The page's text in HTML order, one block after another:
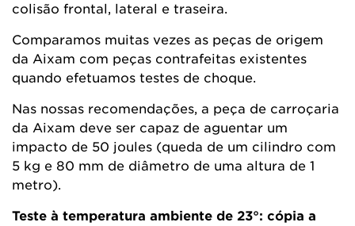
colisão frontal, lateral e traseira.
Comparamos muitas vezes as peças de origem
da Aixam com peças contrafeitas existentes
quando efetuamos testes de choque.
Nas nossas recomendações, a peça de carroçaria
da Aixam deve ser capaz de aguentar um
impacto de 50 joules (queda de um cilindro com
5 kg e 80 mm de diâmetro de uma altura de 1
metro).
Teste à temperatura ambiente de 23°: cópia a